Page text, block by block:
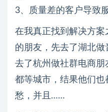
3、质量差的客户导致
在我真正找到解决方
的朋友，先去了湖北
去了杭州做社群电商
都等城市，结果他们
愁，并且……